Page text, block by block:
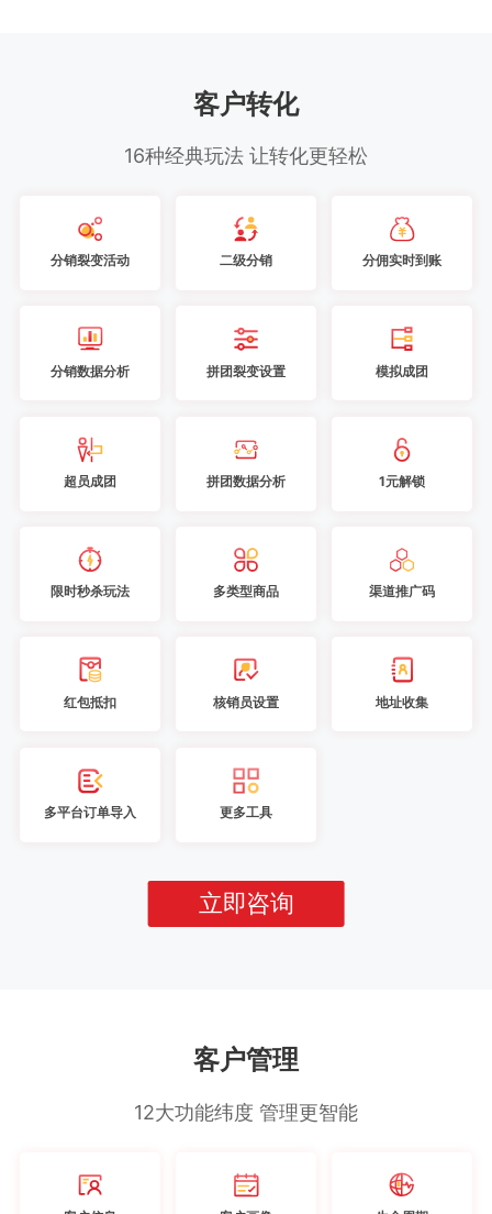
客户转化
16种经典玩法 让转化更轻松
分销裂变活动 二级分销 分佣实时到账
分销数据分析 拼团裂变设置 模拟成团
超员成团 拼团数据分析 1元解锁
限时秒杀玩法 多类型商品 渠道推广码
红包抵扣 核销员设置 地址收集
多平台订单导入 更多工具
立即咨询
客户管理
12大功能纬度 管理更智能